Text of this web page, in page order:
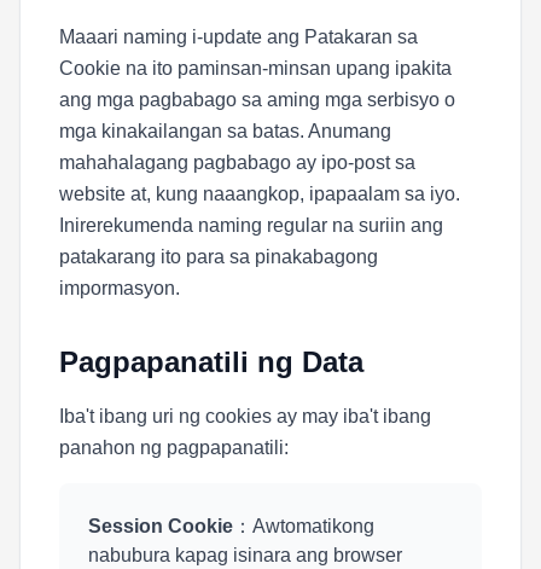
Maaari naming i-update ang Patakaran sa
Cookie na ito paminsan-minsan upang ipakita
ang mga pagbabago sa aming mga serbisyo o
mga kinakailangan sa batas. Anumang
mahahalagang pagbabago ay ipo-post sa
website at, kung naaangkop, ipapaalam sa iyo.
Inirerekumenda naming regular na suriin ang
patakarang ito para sa pinakabagong
impormasyon.
Pagpapanatili ng Data
Iba't ibang uri ng cookies ay may iba't ibang
panahon ng pagpapanatili:
Session Cookie ：Awtomatikong
nabubura kapag isinara ang browser